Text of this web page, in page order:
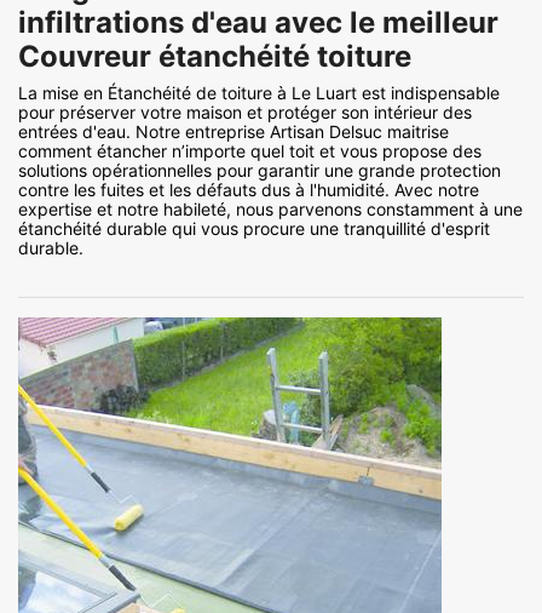
infiltrations d'eau avec le meilleur
Couvreur étanchéité toiture
La mise en Étanchéité de toiture à Le Luart est indispensable
pour préserver votre maison et protéger son intérieur des
entrées d'eau. Notre entreprise Artisan Delsuc maitrise
comment étancher n’importe quel toit et vous propose des
solutions opérationnelles pour garantir une grande protection
contre les fuites et les défauts dus à l'humidité. Avec notre
expertise et notre habileté, nous parvenons constamment à une
étanchéité durable qui vous procure une tranquillité d'esprit
durable.